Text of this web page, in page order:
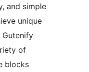
and simple
unique
of
blocks